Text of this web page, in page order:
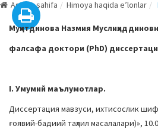
Asosiy sahifa Himoya haqida e’lonlar
Муҳитдинова Назмия
фалсафа доктори (PhD)
I. Умумий маълумотлар.
Диссертация мавзуси, ихтисослик
ғоявий-бадиий таҳлил масалалари)»,